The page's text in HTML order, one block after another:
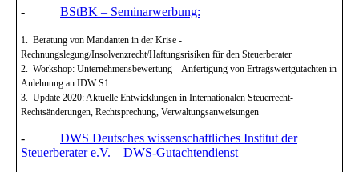
- BStBK – Seminarwerbung:
1. Beratung von Mandanten in der Krise -
Rechnungslegung/Insolvenzrecht/Haftungsrisiken für den Steuerberater
2. Workshop: Unternehmensbewertung – Anfertigung von Ertragswertgutachten in
Anlehnung an IDW S1
3. Update 2020: Aktuelle Entwicklungen in Internationalen Steuerrecht-
Rechtsänderungen, Rechtsprechung, Verwaltungsanweisungen
- DWS Deutsches wissenschaftliches Institut der
Steuerberater e.V. – DWS-Gutachtendienst